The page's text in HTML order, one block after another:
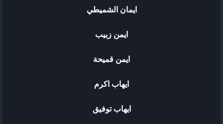
ايمان الشميطي
ايمن زبيب
ايمن قميحة
ايهاب اكرم
ايهاب توفيق